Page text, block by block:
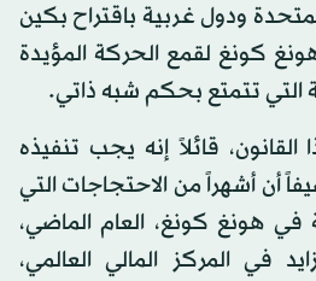
ودول غربية باقتراح بكين
كونغ لقمع الحركة المؤيدة
التي تتمتع بحكم شبه ذاتي.
قائلاً إنه يجب تنفيذه
أن أشهراً من الاحتجاجات التي
في هونغ كونغ، العام الماضي،
في المركز المالي العالمي،